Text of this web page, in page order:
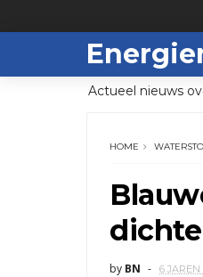
Actueel nieuws
HOME
by BN 6 JAREN